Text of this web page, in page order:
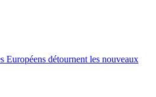
Européens détournent les nouveaux